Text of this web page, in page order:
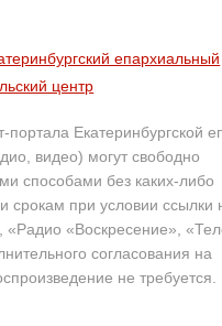
епархиальный
центр
Екатеринбургской
видео) могут свободно
способами без каких-либо
срокам при условии ссылки
«Радио «Воскресение»,
согласования на
не требуется.